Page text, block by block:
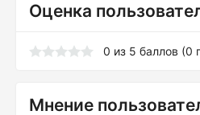
Оценка
0 из 5 баллов (0
Мнение